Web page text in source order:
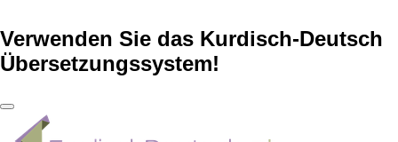
Verwenden Sie das Kurdisch-Deutsch
Übersetzungssystem!